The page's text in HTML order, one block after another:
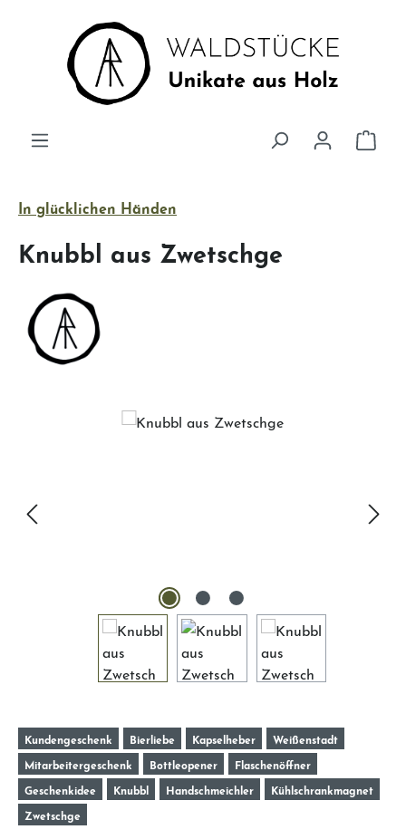
Zum Hauptinhalt springen
In glücklichen Händen
Knubbl aus Zwetschge
Kundengeschenk Bierliebe Kapselheber
Weißenstadt
Mitarbeitergeschenk
Bottleopener
Flaschenöffner
Geschenkidee
Knubbl Handschmeichler
Kühlschrankmagnet
Zwetschge